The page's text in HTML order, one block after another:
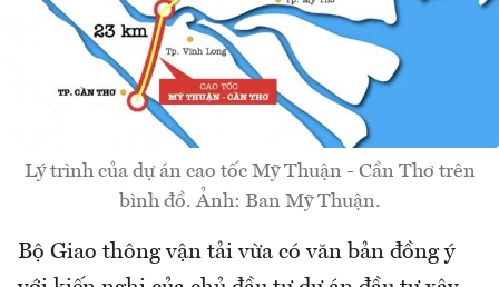
Lý trình của dự án cao tốc Mỹ Thuận - Cần Thơ trên
bình đồ. Ảnh: Ban Mỹ Thuận.
Bộ Giao thông vận tải vừa có văn bản đồng ý